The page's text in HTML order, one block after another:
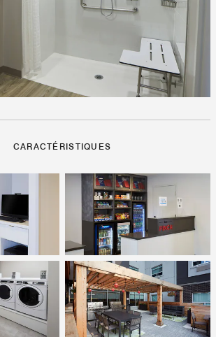
CARACTÉRISTIQUES